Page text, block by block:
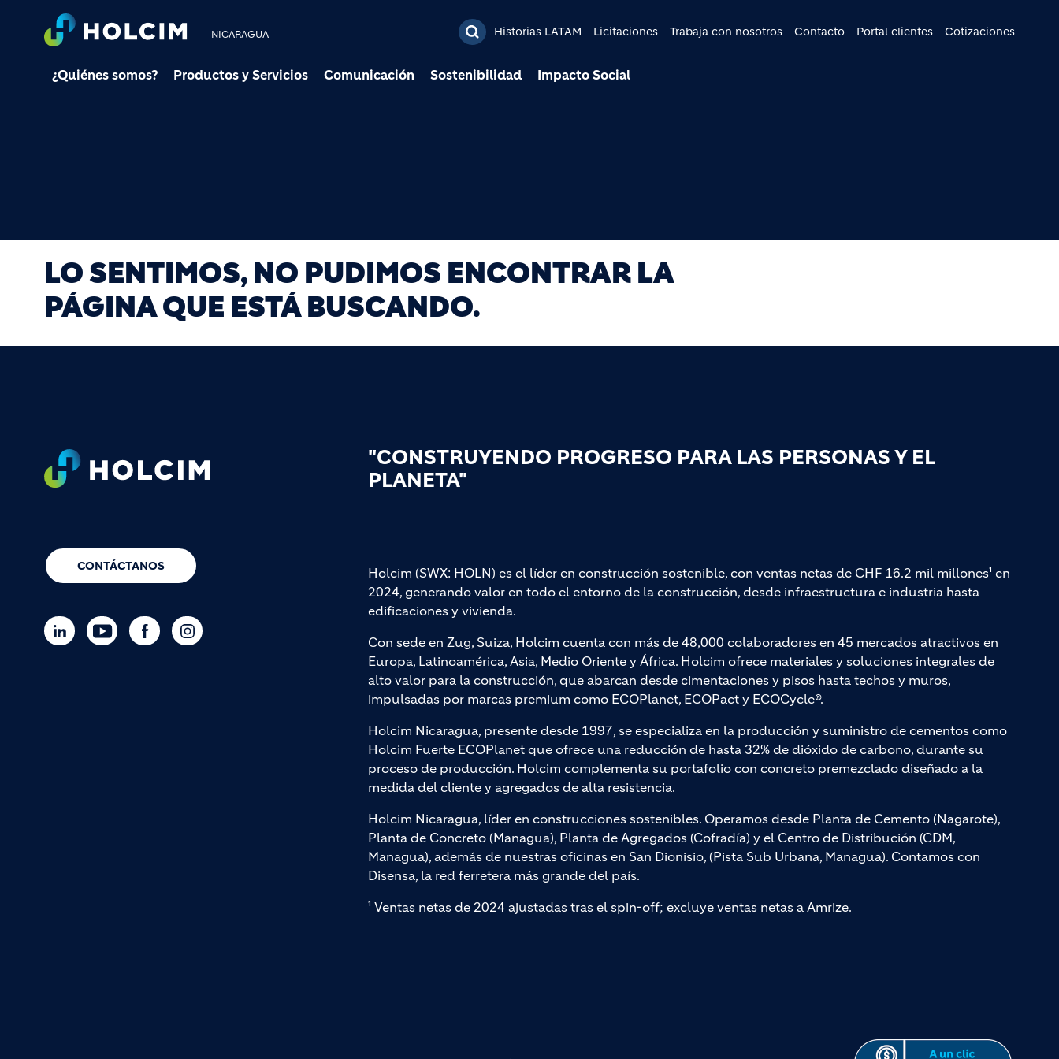
NICARAGUA Historias LATAM Licitaciones Trabaja con nosotros Contacto Portal clientes Cotizaciones
¿Quiénes somos? Productos y Servicios Comunicación Sostenibilidad Impacto Social
LO SENTIMOS, NO PUDIMOS ENCONTRAR LA
PÁGINA QUE ESTÁ BUSCANDO.
"CONSTRUYENDO PROGRESO PARA LAS PERSONAS Y EL
PLANETA"
CONTÁCTANOS
Holcim (SWX: HOLN) es el líder en construcción sostenible, con ventas netas de CHF 16.2 mil millones¹ en
2024, generando valor en todo el entorno de la construcción, desde infraestructura e industria hasta
edificaciones y vivienda.
Con sede en Zug, Suiza, Holcim cuenta con más de 48,000 colaboradores en 45 mercados atractivos en
Europa, Latinoamérica, Asia, Medio Oriente y África. Holcim ofrece materiales y soluciones integrales de
alto valor para la construcción, que abarcan desde cimentaciones y pisos hasta techos y muros,
impulsadas por marcas premium como ECOPlanet, ECOPact y ECOCycle®.
Holcim Nicaragua, presente desde 1997, se especializa en la producción y suministro de cementos como
Holcim Fuerte ECOPlanet que ofrece una reducción de hasta 32% de dióxido de carbono, durante su
proceso de producción. Holcim complementa su portafolio con concreto premezclado diseñado a la
medida del cliente y agregados de alta resistencia.
Holcim Nicaragua, líder en construcciones sostenibles. Operamos desde Planta de Cemento (Nagarote),
Planta de Concreto (Managua), Planta de Agregados (Cofradía) y el Centro de Distribución (CDM,
Managua), además de nuestras oficinas en San Dionisio, (Pista Sub Urbana, Managua). Contamos con
Disensa, la red ferretera más grande del país.
¹ Ventas netas de 2024 ajustadas tras el spin-off; excluye ventas netas a Amrize.